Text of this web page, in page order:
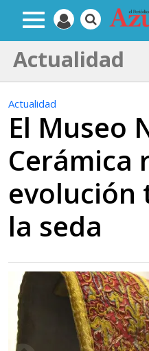
Actualidad
Actualidad
El Museo
Cerámica
evolución
la seda